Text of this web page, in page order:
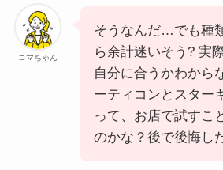
コマちゃん
そうなんだ…でも種
ら余計迷いそう? 実
自分に合うかわから
ーティコンとスター
って、お店で試すこ
のかな？後で後悔し